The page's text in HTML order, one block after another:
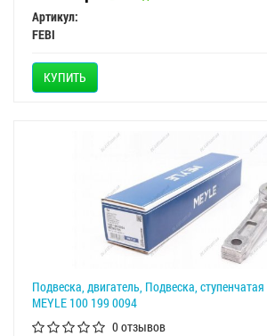
Артикул:
FEBI
КУПИТЬ
Подвеска, двигатель, Подвеска,
MEYLE 100 199 0094
0 отзывов